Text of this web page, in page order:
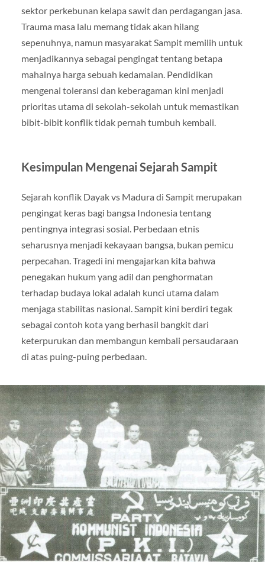
sektor perkebunan kelapa sawit dan perdagangan jasa.
Trauma masa lalu memang tidak akan hilang
sepenuhnya, namun masyarakat Sampit memilih untuk
menjadikannya sebagai pengingat tentang betapa
mahalnya harga sebuah kedamaian. Pendidikan
mengenai toleransi dan keberagaman kini menjadi
prioritas utama di sekolah-sekolah untuk memastikan
bibit-bibit konflik tidak pernah tumbuh kembali.
Kesimpulan Mengenai Sejarah Sampit
Sejarah konflik Dayak vs Madura di Sampit merupakan
pengingat keras bagi bangsa Indonesia tentang
pentingnya integrasi sosial. Perbedaan etnis
seharusnya menjadi kekayaan bangsa, bukan pemicu
perpecahan. Tragedi ini mengajarkan kita bahwa
penegakan hukum yang adil dan penghormatan
terhadap budaya lokal adalah kunci utama dalam
menjaga stabilitas nasional. Sampit kini berdiri tegak
sebagai contoh kota yang berhasil bangkit dari
keterpurukan dan membangun kembali persaudaraan
di atas puing-puing perbedaan.